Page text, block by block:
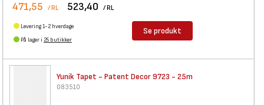
471,55 / RL 523,40 / RL
Levering 1-2 hverdage
På lager i 25 butikker
Se produkt
Yunik Tapet - Patent Decor9723 - 25m
083510